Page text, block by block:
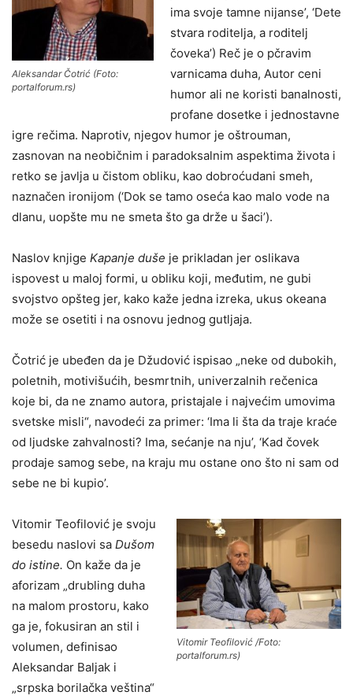
Aleksandar Čotrić (Foto:
portalforum.rs)
ima svoje tamne nijanse’, ‘Dete
stvara roditelja, a roditelj
čoveka’) Reč je o pčravim
varnicama duha, Autor ceni
humor ali ne koristi banalnosti,
profane dosetke i jednostavne
igre rečima. Naprotiv, njegov humor je oštrouman,
zasnovan na neobičnim i paradoksalnim aspektima života i
retko se javlja u čistom obliku, kao dobroćudani smeh,
naznačen ironijom (‘Dok se tamo oseća kao malo vode na
dlanu, uopšte mu ne smeta što ga drže u šaci’).
Naslov knjige Kapanje duše je prikladan jer oslikava
ispovest u maloj formi, u obliku koji, međutim, ne gubi
svojstvo opšteg jer, kako kaže jedna izreka, ukus okeana
može se osetiti i na osnovu jednog gutljaja.
Čotrić je ubeđen da je Džudović ispisao „neke od dubokih,
poletnih, motivišućih, besmrtnih, univerzalnih rečenica
koje bi, da ne znamo autora, pristajale i najvećim umovima
svetske misli“, navodeći za primer: ‘Ima li šta da traje kraće
od ljudske zahvalnosti? Ima, sećanje na nju’, ‘Kad čovek
prodaje samog sebe, na kraju mu ostane ono što ni sam od
sebe ne bi kupio’.
Vitomir Teofilović /Foto:
portalforum.rs)
Vitomir Teofilović je svoju
besedu naslovi sa Dušom
do istine. On kaže da je
aforizam „drubling duha
na malom prostoru, kako
ga je, fokusiran an stil i
volumen, definisao
Aleksandar Baljak i
„srpska borilačka veština“